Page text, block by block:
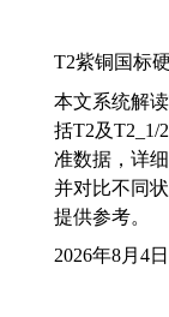
T2紫铜国标
本文系统解
括T2及T2_1/
准数据，详
并对比不同
提供参考。
2026年8月4日